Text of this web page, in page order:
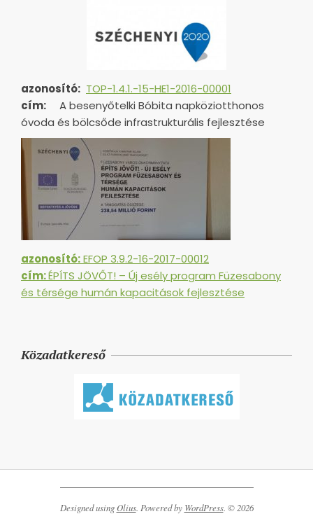
azonosító: TOP-1.4.1.-15-HE1-2016-00001
cím:
A besenyőtelki Bóbita napköziotthonos
óvoda és bölcsőde infrastrukturális fejlesztése
azonosító:EFOP 3.9.2-16-2017-00012
cím:ÉPÍTS JÖVŐT! – Új esély program Füzesabony
és térsége humán kapacitások fejlesztése
Közadatkereső
Designed usingOlius. Powered by WordPress. © 2026